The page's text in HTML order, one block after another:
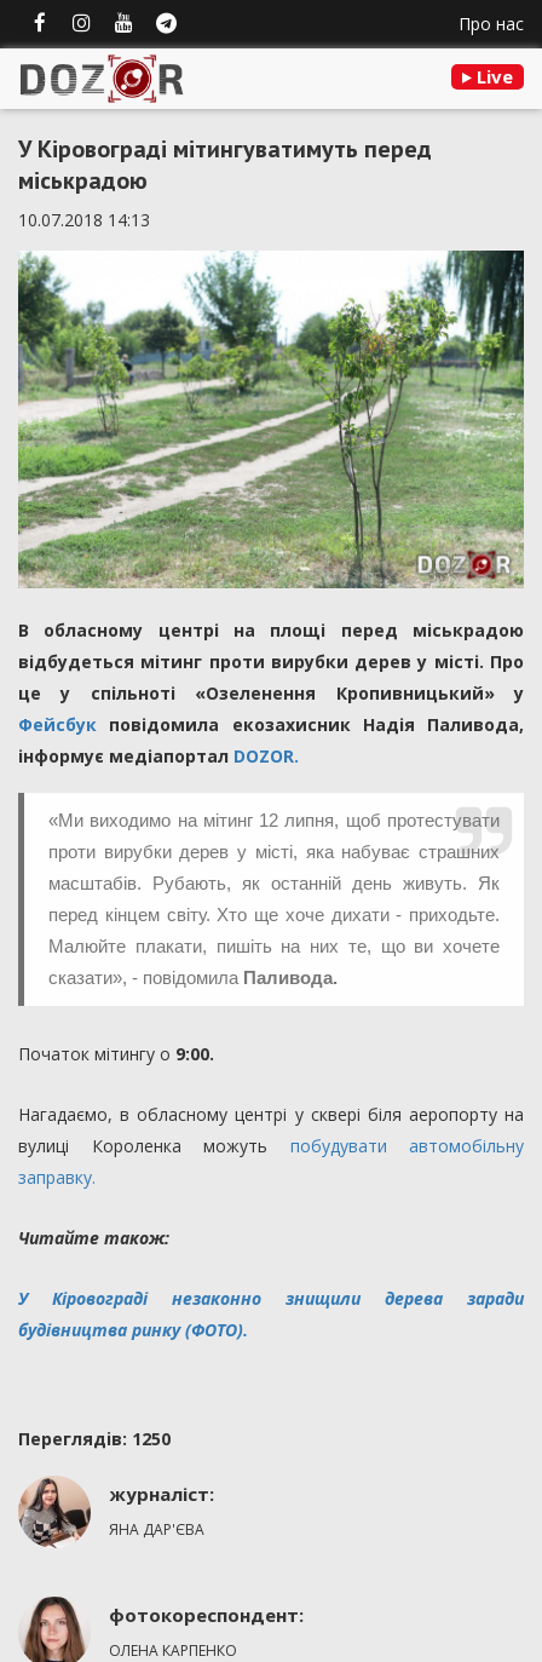
Про нас
Live
У Кіровограді мітингуватимуть перед
міськрадою
10.07.2018 14:13
В обласному центрі на площі перед міськрадою
відбудеться мітинг проти вирубки дерев у місті. Про
це у спільноті «Озеленення Кропивницький» у
Фейсбук повідомила екозахисник Надія Паливода,
інформує медіапортал DOZOR.
«Ми виходимо на мітинг 12 липня, щоб протестувати
проти вирубки дерев у місті, яка набуває страшних
масштабів. Рубають, як останній день живуть. Як
перед кінцем світу. Хто ще хоче дихати - приходьте.
Малюйте плакати, пишіть на них те, що ви хочете
сказати», - повідомила Паливода.
Початок мітингу о 9:00.
Нагадаємо, в обласному центрі у сквері біля аеропорту на
вулиці Короленка можуть побудувати автомобільну
заправку.
Читайте також:
У Кіровограді незаконно знищили дерева заради
будівництва ринку (ФОТО).
Переглядiв: 1250
журналіст:
ЯНА ДАР'ЄВА
фотокореспондент:
ОЛЕНА КАРПЕНКО